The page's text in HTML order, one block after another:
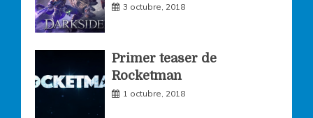
3 octubre, 2018
Primer teaser de
Rocketman
1 octubre, 2018